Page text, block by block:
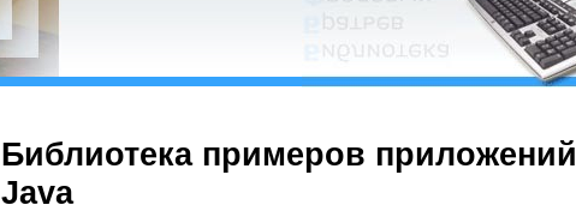
Библиотека примеров приложений
Java